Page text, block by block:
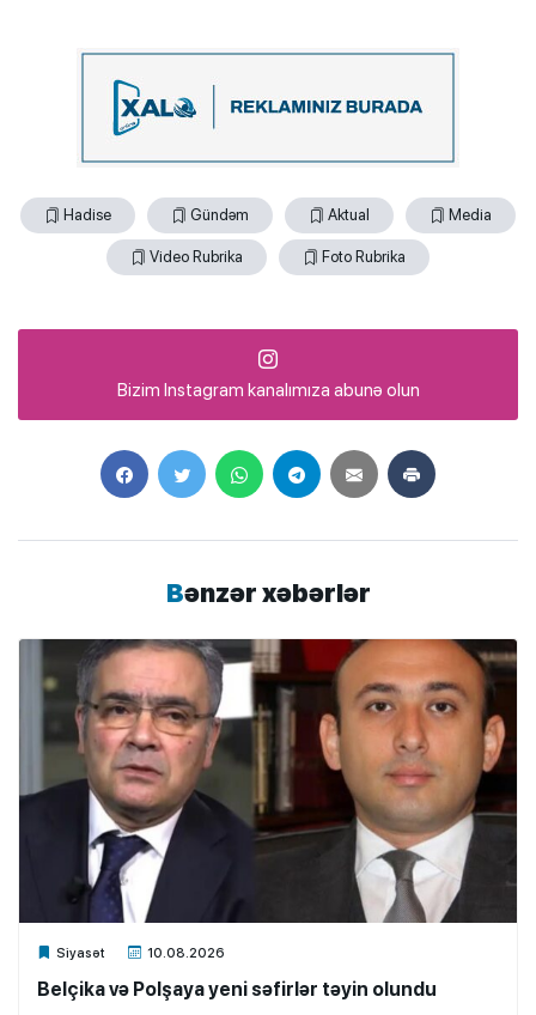
Hadise Gündəm Aktual Media
Video Rubrika Foto Rubrika
Bizim Instagram kanalımıza abunə olun
Bənzər xəbərlər
Siyasət 10.08.2026
Xalq.Online
Belçika və Polşaya yeni səfirlər təyin olundu